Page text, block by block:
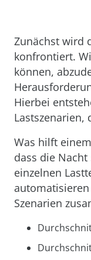
Zunächst wird
konfrontiert.
können,
Hierbei
Lastszenarien,
Was hilft
dass die
einzelnen
Szenarien